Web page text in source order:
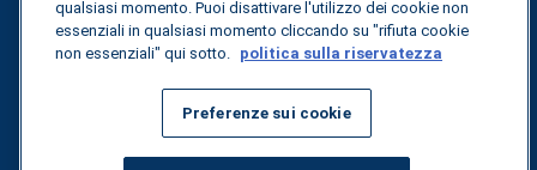
Contattateci
qualsiasi momento. Puoi disattivare l'utilizzo dei cookie non
essenziali in qualsiasi momento cliccando su "rifiuta cookie
non essenziali" qui sotto. politica sulla riservatezza
Preferenze sui cookie